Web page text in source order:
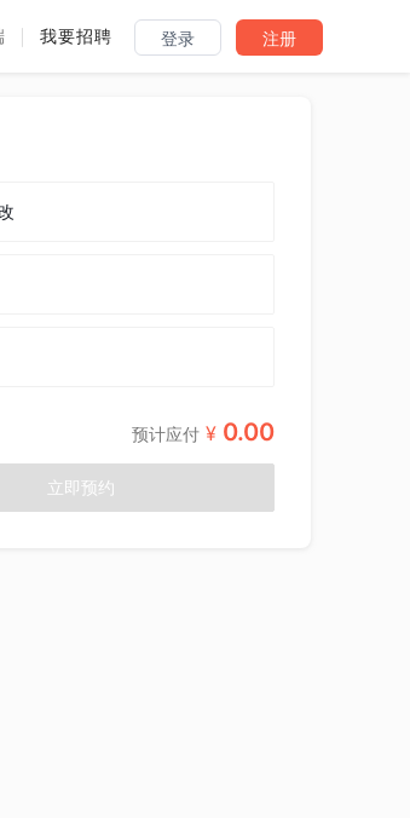
我要招聘 登录 注册
预计应付 ¥ 0.00
立即预约